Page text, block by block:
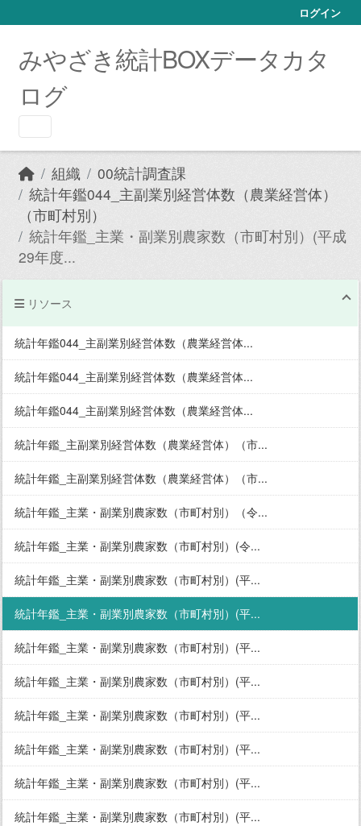
ログイン
みやざき統計BOXデータカタ
ログ
組織
00統計調査課
統計年鑑044_主副業別経営体数（農業経営体）
（市町村別）
統計年鑑_主業・副業別農家数（市町村別）(平成
29年度...
リソース
統計年鑑044_主副業別経営体数（農業経営体...
統計年鑑044_主副業別経営体数（農業経営体...
統計年鑑044_主副業別経営体数（農業経営体...
統計年鑑_主副業別経営体数（農業経営体）（市...
統計年鑑_主副業別経営体数（農業経営体）（市...
統計年鑑_主業・副業別農家数（市町村別）（令...
統計年鑑_主業・副業別農家数（市町村別）(令...
統計年鑑_主業・副業別農家数（市町村別）(平...
統計年鑑_主業・副業別農家数（市町村別）(平...
統計年鑑_主業・副業別農家数（市町村別）(平...
統計年鑑_主業・副業別農家数（市町村別）(平...
統計年鑑_主業・副業別農家数（市町村別）(平...
統計年鑑_主業・副業別農家数（市町村別）(平...
統計年鑑_主業・副業別農家数（市町村別）(平...
統計年鑑_主業・副業別農家数（市町村別）(平...